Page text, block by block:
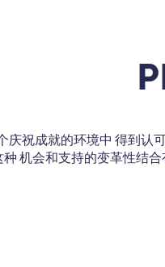
庆祝成就的环境中 得到
机会和支持的变革性结